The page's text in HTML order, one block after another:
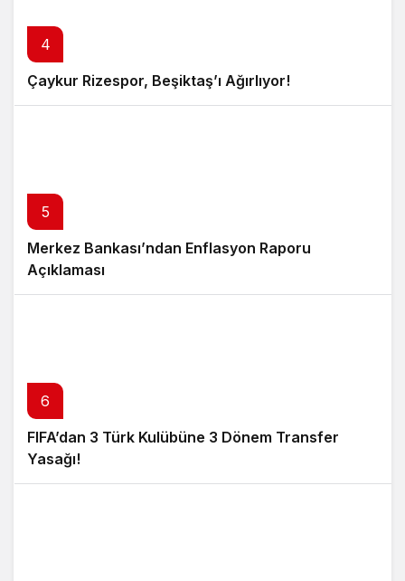
4
Çaykur Rizespor, Beşiktaş’ı Ağırlıyor!
5
Merkez Bankası’ndan Enflasyon Raporu
Açıklaması
6
FIFA’dan 3 Türk Kulübüne 3 Dönem Transfer
Yasağı!